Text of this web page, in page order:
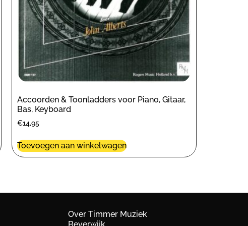
Accoorden & Toonladders voor Piano, Gitaar,
Bas, Keyboard
€14,95
Toevoegen aan winkelwagen
Over Timmer Muziek